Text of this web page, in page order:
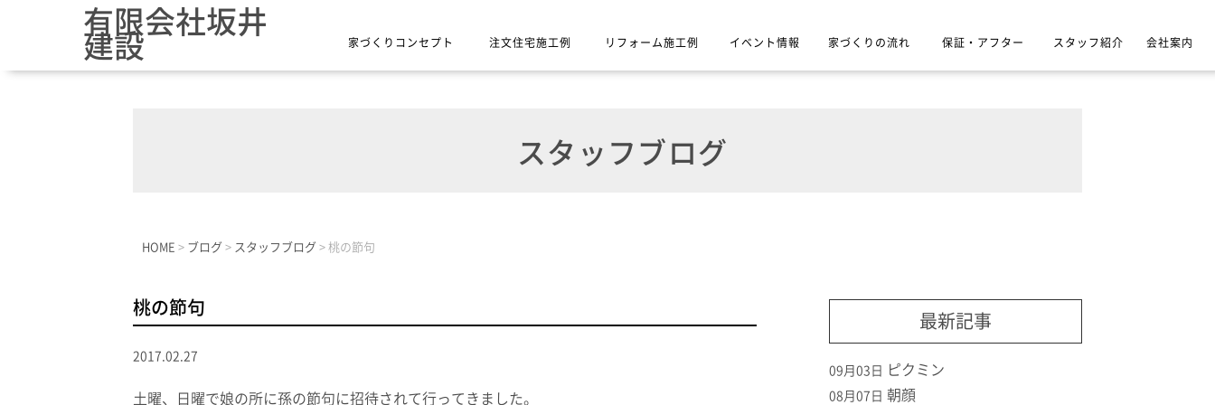
有限会社坂井
建設 家づくりコンセプト 注文住宅施工例 リフォーム施工例 イベント情報 家づくりの流れ 保証・アフター スタッフ紹介 会社案内
スタッフブログ
HOME > ブログ > スタッフブログ > 桃の節句
桃の節句
2017.02.27
土曜、日曜で娘の所に孫の節句に招待されて行ってきました。
最新記事
09月03日 ピクミン
08月07日 朝顔